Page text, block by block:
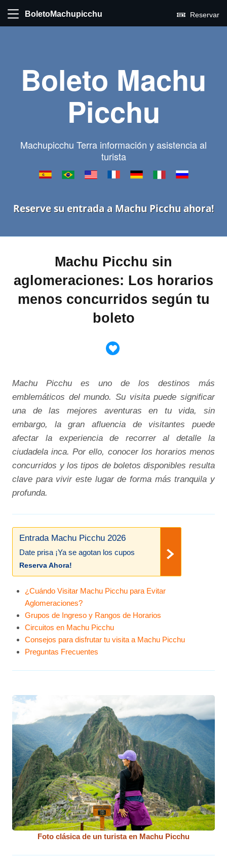
BoletoMachupicchu Reservar
Boleto Machu
Picchu
Machupicchu Terra información y asistencia al
turista
Reserve su entrada a Machu Picchu ahora!
Machu Picchu sin
aglomeraciones: Los horarios
menos concurridos según tu
boleto
Machu Picchu es uno de los destinos más
emblemáticos del mundo. Su visita puede significar
una de las mejores aventuras en tu vida, sin
embargo, la gran afluencia de visitantes puede
afectar la experiencia de recorrer al detalle la
ciudadela inca. Por ello, conocer los horarios menos
concurridos y los tipos de boletos disponibles resulta
clave para vivir este lugar de forma más tranquila y
profunda.
Entrada Machu Picchu 2026
Date prisa ¡Ya se agotan los cupos
Reserva Ahora!
¿Cuándo Visitar Machu Picchu para Evitar
Aglomeraciones?
Grupos de Ingreso y Rangos de Horarios
Circuitos en Machu Picchu
Consejos para disfrutar tu visita a Machu Picchu
Preguntas Frecuentes
Foto clásica de un turista en Machu Picchu